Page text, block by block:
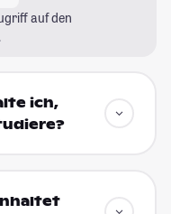
auf den
ich,